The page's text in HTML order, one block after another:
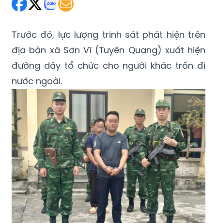
Thứ Bảy 27/06/2026 13:06
Trước đó, lực lượng trinh sát phát hiện trên
địa bàn xã Sơn Vĩ (Tuyên Quang) xuất hiện
đường dây tổ chức cho người khác trốn đi
nước ngoài.